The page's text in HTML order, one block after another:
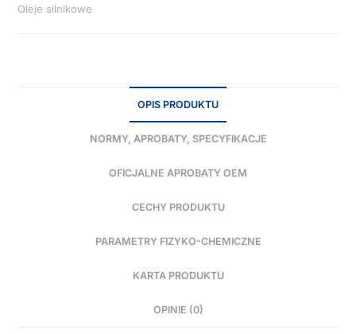
Oleje silnikowe
OPIS PRODUKTU
NORMY, APROBATY, SPECYFIKACJE
OFICJALNE APROBATY OEM
CECHY PRODUKTU
PARAMETRY FIZYKO-CHEMICZNE
KARTA PRODUKTU
OPINIE (0)